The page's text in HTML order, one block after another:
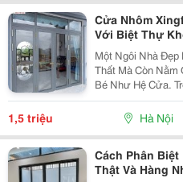
Cửa Nhôm
Với Biệt Thự
Một Ngôi Nhà Đẹp
Thất Mà Còn
Bé Như Hệ Cửa.
Xingfa Màu Ghi
Kiến Trúc Sư Ưu
1,5 triệu Hà Nội
Cách Phân
Thật Và Hàng